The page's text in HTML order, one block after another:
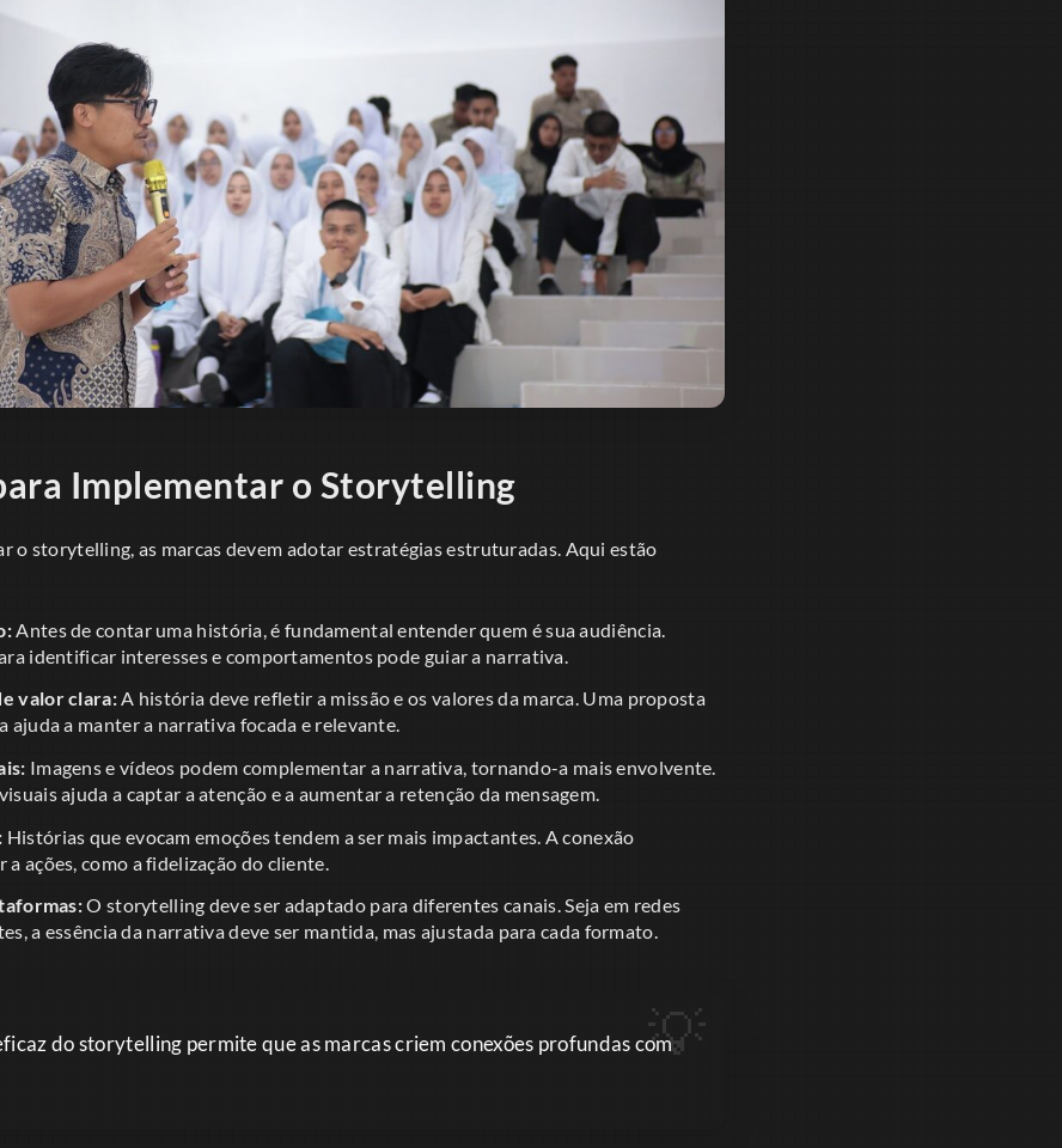
Implementar o Storytelling
o storytelling, as marcas devem adotar estratégias estruturadas. Aqui estão
Antes de contar uma história, é fundamental entender quem é sua audiência.
identificar interesses e comportamentos pode guiar a narrativa.
valor clara:A história deve refletir a missão e os valores da marca. Uma proposta
ajuda a manter a narrativa focada e relevante.
Imagens e vídeos podem complementar a narrativa, tornando-a mais envolvente.
ajuda a captar a atenção e a aumentar a retenção da mensagem.
Histórias que evocam emoções tendem a ser mais impactantes. A conexão
ações, como a fidelização do cliente.
O storytelling deve ser adaptado para diferentes canais. Seja em redes
a essência da narrativa deve ser mantida, mas ajustada para cada formato.
do storytelling permite que as marcas criem conexões profundas com